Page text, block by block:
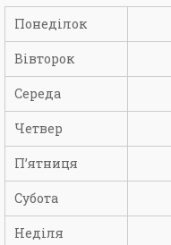
Понеділок
Вівторок
Середа
Четвер
П’ятниця
Субота
Неділя